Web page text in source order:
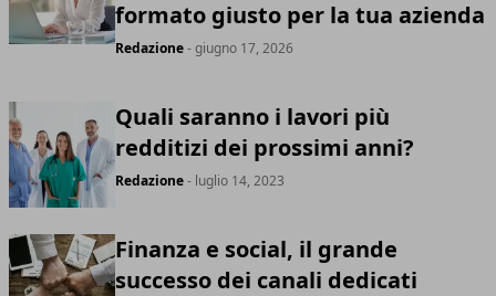
formato giusto per la tua azienda
Redazione- giugno 17, 2026
Quali saranno i lavori più
redditizi dei prossimi anni?
Redazione- luglio 14, 2023
Finanza e social, il grande
successo dei canali dedicati